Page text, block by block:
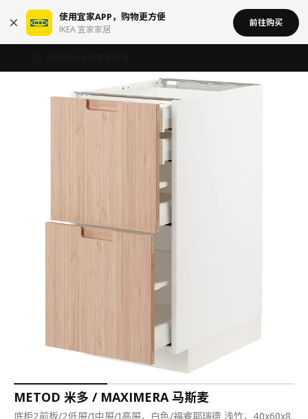
使用宜家APP，购物更方便
IKEA 宜家家居
前往购买
METOD 米多 / MAXIMERA 马斯麦
底柜2前板/2低屉/1中屉/1高屉，白色/福睿耶瑞德 浅竹，40x60x8